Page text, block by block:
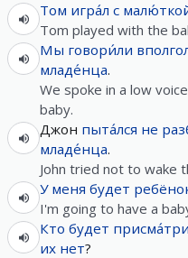
Том игра́л с
Tom played with the
Мы говори́ли
младе́нца.
We spoke in a low
baby.
Джон пыта́лся не
младе́нца.
John tried not to wake
У меня будет
I'm going to have a
Кто будет
их нет?